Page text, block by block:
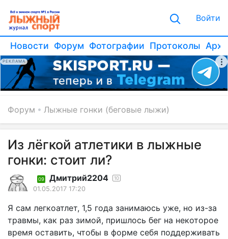
Войти
Новости Форум Фотографии Протоколы
РЕКЛАМА
Форум Лыжные гонки (беговые лыжи)
Из лёгкой атлетики в лыжные
гонки: стоит ли?
09 Дмитрий2204 10
01.05.2017 17:20
Я сам легкоатлет, 1,5 года занимаюсь уже, но из-за
травмы, как раз зимой, пришлось бег на некоторое
время оставить, чтобы в форме себя поддерживать